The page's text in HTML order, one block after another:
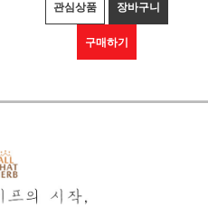
관심상품 장바구니
구매하기